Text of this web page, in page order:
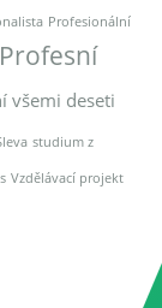
Profesionální
Profesní
všemi deseti
studium z
Vzdělávací projekt